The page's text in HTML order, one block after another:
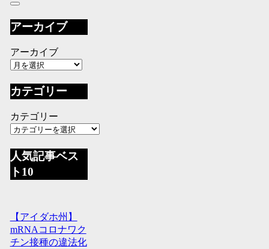
アーカイブ
アーカイブ
カテゴリー
カテゴリー
人気記事ベス
ト10
【アイダホ州】
mRNAコロナワク
チン接種の違法化